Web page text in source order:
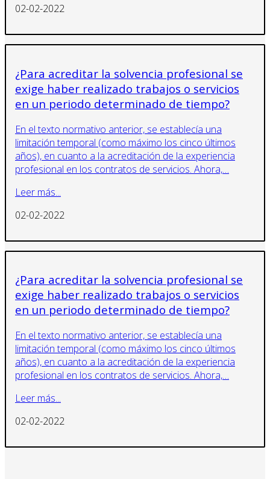
02-02-2022
¿Para acreditar la solvencia profesional se
exige haber realizado trabajos o servicios
en un periodo determinado de tiempo?
En el texto normativo anterior, se establecía una
limitación temporal (como máximo los cinco últimos
años), en cuanto a la acreditación de la experiencia
profesional en los contratos de servicios. Ahora,…
Leer más...
02-02-2022
¿Para acreditar la solvencia profesional se
exige haber realizado trabajos o servicios
en un periodo determinado de tiempo?
En el texto normativo anterior, se establecía una
limitación temporal (como máximo los cinco últimos
años), en cuanto a la acreditación de la experiencia
profesional en los contratos de servicios. Ahora,…
Leer más...
02-02-2022